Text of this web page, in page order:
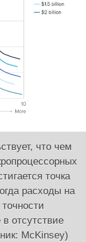
что чем
точка
расходы на
отсутствие
McKinsey)